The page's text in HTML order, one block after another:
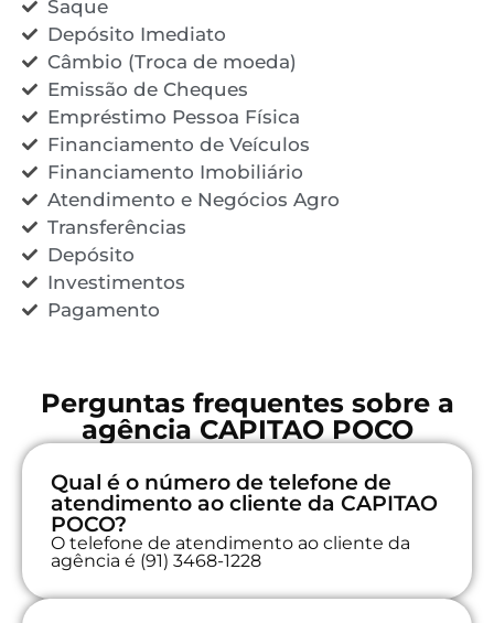
Saque
Depósito Imediato
Câmbio (Troca de moeda)
Emissão de Cheques
Empréstimo Pessoa Física
Financiamento de Veículos
Financiamento Imobiliário
Atendimento e Negócios Agro
Transferências
Depósito
Investimentos
Pagamento
Perguntas frequentes sobre a
agência CAPITAO POCO
Qual é o número de telefone de
atendimento ao cliente da CAPITAO
POCO?
O telefone de atendimento ao cliente da
agência é (91) 3468-1228